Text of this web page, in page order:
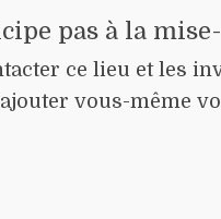
pas à la
ce lieu et les
vous-même